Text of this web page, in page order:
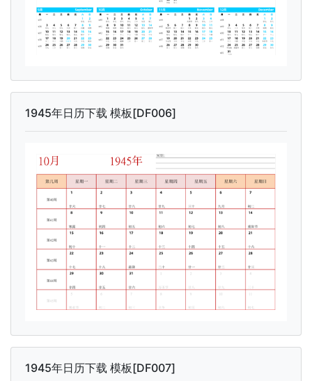
1945年日历下载 模板[DF006]
1945年日历下载 模板[DF007]